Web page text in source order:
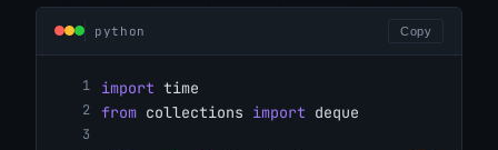
python Copy
import time
from collections import deque